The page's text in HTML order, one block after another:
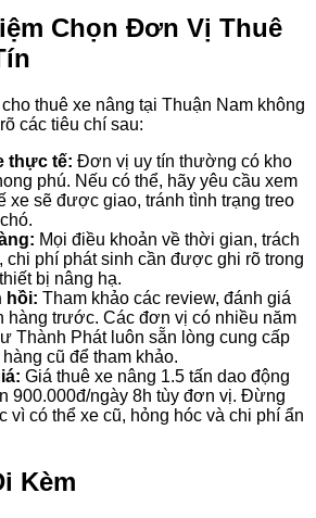
Chọn Đơn Vị Thuê
thuê xe nâng tại Thuận Nam không
các tiêu chí sau:
thực tế: Đơn vị uy tín thường có kho
phú. Nếu có thể, hãy yêu cầu xem
xe sẽ được giao, tránh tình trạng treo
Mọi điều khoản về thời gian, trách
chi phí phát sinh cần được ghi rõ trong
bị nâng hạ.
hồi: Tham khảo các review, đánh giá
hàng trước. Các đơn vị có nhiều năm
Thành Phát luôn sẵn lòng cung cấp
cũ để tham khảo.
Giá thuê xe nâng 1.5 tấn dao động
900.000đ/ngày 8h tùy đơn vị. Đừng
vì có thể xe cũ, hỏng hóc và chi phí ẩn
Kèm